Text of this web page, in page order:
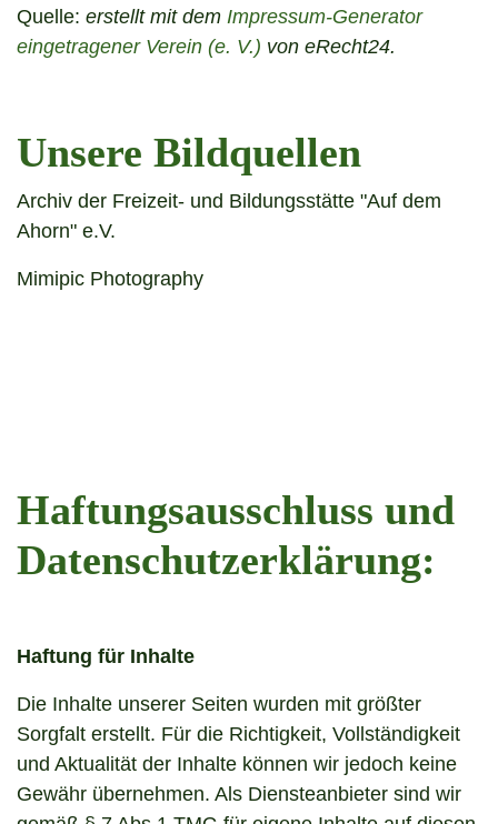
Quelle: erstellt mit dem Impressum-Generator
eingetragener Verein (e. V.) von eRecht24.
Unsere Bildquellen
Archiv der Freizeit- und Bildungsstätte "Auf dem
Ahorn" e.V.
Mimipic Photography
Haftungsausschluss und
Datenschutzerklärung:
Haftung für Inhalte
Die Inhalte unserer Seiten wurden mit größter
Sorgfalt erstellt. Für die Richtigkeit, Vollständigkeit
und Aktualität der Inhalte können wir jedoch keine
Gewähr übernehmen. Als Diensteanbieter sind wir